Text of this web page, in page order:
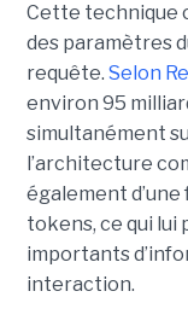
Cette technique
des paramètres
requête. Selon
environ 95
simultanément
l’architecture
également
tokens, ce qui
importants
interaction.